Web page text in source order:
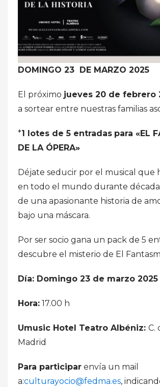
DOMINGO 23 DE MARZO 2025
El próximo jueves 20 de febrero
a sortear entre nuestras familias
*1 lotes de 5 entradas para «EL
DE LA ÓPERA»
Déjate seducir por el musical que
en todo el mundo durante
de una apasionante historia de
bajo una máscara.
Por ser socio gana un pack de 5
descubre el misterio de El
Día: Domingo 23 de marzo 2025
Hora: 17.00 h
Umusic Hotel Teatro Albéniz: C.
Madrid
Para participar envía un mail
a:culturayocio@fedma.es,